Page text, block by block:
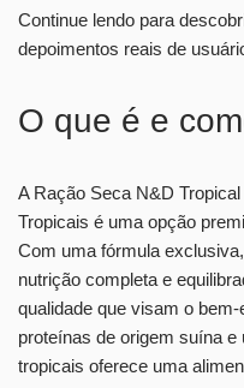
Continue lendo para
depoimentos reais de
O que é e
A Ração Seca N&D
Tropicais é uma opção
Com uma fórmula
nutrição completa e
qualidade que visam o
proteínas de origem suína
tropicais oferece uma